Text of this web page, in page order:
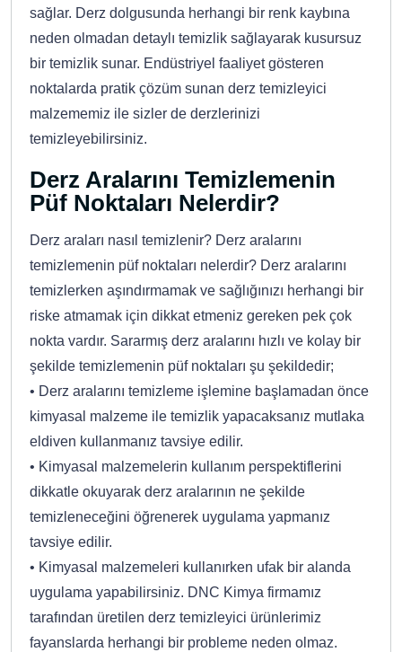
sağlar. Derz dolgusunda herhangi bir renk kaybına
neden olmadan detaylı temizlik sağlayarak kusursuz
bir temizlik sunar. Endüstriyel faaliyet gösteren
noktalarda pratik çözüm sunan derz temizleyici
malzememiz ile sizler de derzlerinizi
temizleyebilirsiniz.
Derz Aralarını Temizlemenin
Püf Noktaları Nelerdir?
Derz araları nasıl temizlenir? Derz aralarını
temizlemenin püf noktaları nelerdir? Derz aralarını
temizlerken aşındırmamak ve sağlığınızı herhangi bir
riske atmamak için dikkat etmeniz gereken pek çok
nokta vardır. Sararmış derz aralarını hızlı ve kolay bir
şekilde temizlemenin püf noktaları şu şekildedir;
• Derz aralarını temizleme işlemine başlamadan önce
kimyasal malzeme ile temizlik yapacaksanız mutlaka
eldiven kullanmanız tavsiye edilir.
• Kimyasal malzemelerin kullanım perspektiflerini
dikkatle okuyarak derz aralarının ne şekilde
temizleneceğini öğrenerek uygulama yapmanız
tavsiye edilir.
• Kimyasal malzemeleri kullanırken ufak bir alanda
uygulama yapabilirsiniz. DNC Kimya firmamız
tarafından üretilen derz temizleyici ürünlerimiz
fayanslarda herhangi bir probleme neden olmaz.